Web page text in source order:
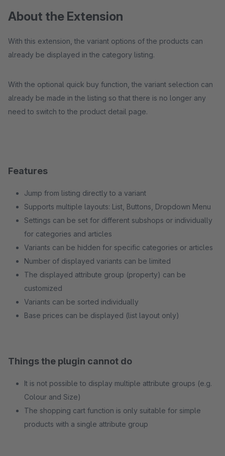
About the Extension
With this extension, the variant options of the products can
already be displayed in the category listing.
With the optional quick buy function, the variant selection can
already be made in the listing so that there is no longer any
need to switch to the product detail page.
Features
Jump from listing directly to a variant
Supports multiple layouts: List, Buttons, Dropdown Menu
Settings can be set for different subshops or individually
for categories and articles
Variants can be hidden for specific categories or articles
Number of displayed variants can be limited
The displayed attribute group (property) can be
customized
Variants can be sorted individually
Base prices can be displayed (list layout only)
Things the plugin cannot do
It is not possible to display multiple attribute groups (e.g.
Colour and Size)
The shopping cart function is only suitable for simple
products with a single attribute group